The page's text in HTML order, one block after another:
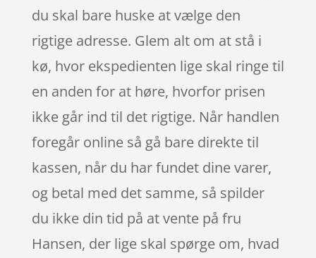
du skal bare huske at vælge den
rigtige adresse. Glem alt om at stå i
kø, hvor ekspedienten lige skal ringe til
en anden for at høre, hvorfor prisen
ikke går ind til det rigtige. Når handlen
foregår online så gå bare direkte til
kassen, når du har fundet dine varer,
og betal med det samme, så spilder
du ikke din tid på at vente på fru
Hansen, der lige skal spørge om, hvad